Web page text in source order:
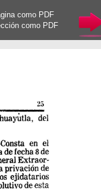
como PDF
como PDF